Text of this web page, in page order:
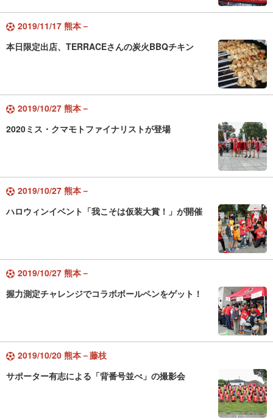
2019/11/17 熊本－
本日限定出店、TERRACEさんの炭火BBQチキン
2019/10/27 熊本－
2020ミス・クマモトファイナリストが登場
2019/10/27 熊本－
ハロウィンイベント「我こそは仮装大賞！」が開催
2019/10/27 熊本－
握力測定チャレンジでコラボボールペンをゲット！
2019/10/20 熊本－藤枝
サポーター有志による「背番号並べ」の撮影会